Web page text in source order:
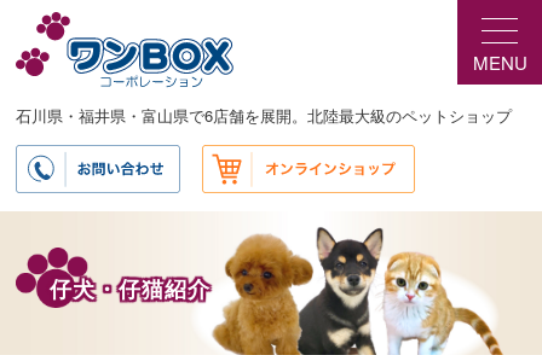
ン
ン
ツ
へ
コ
テ
へ
移
MENU
石川県・福井県・富山県で6店舗を展開。北陸最大級のペットショップ
仔犬・仔猫紹介